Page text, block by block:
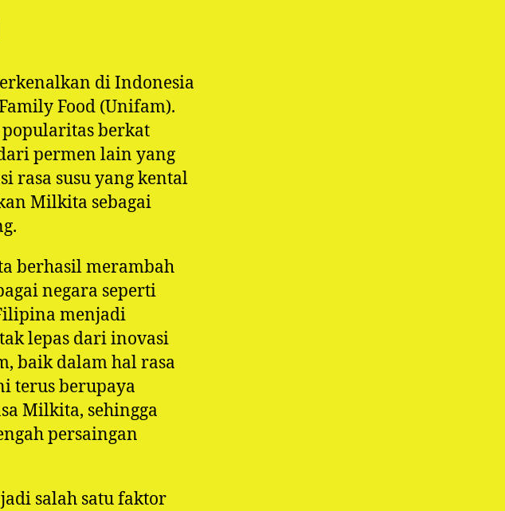
di Indonesia
Food (Unifam).
berkat
permen lain yang
rasa susu yang kental
Milkita sebagai
berhasil merambah
negara seperti
menjadi
lepas dari inovasi
baik dalam hal rasa
terus berupaya
Milkita, sehingga
persaingan
salah satu faktor